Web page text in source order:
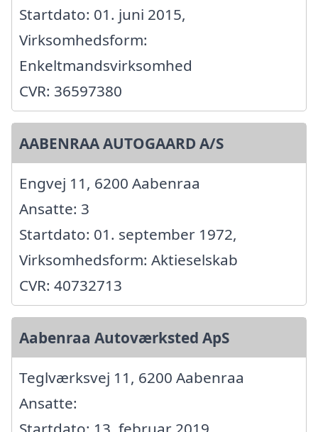
Startdato: 01. juni 2015,
Virksomhedsform:
Enkeltmandsvirksomhed
CVR: 36597380
AABENRAA AUTOGAARD A/S
Engvej 11, 6200 Aabenraa
Ansatte: 3
Startdato: 01. september 1972,
Virksomhedsform: Aktieselskab
CVR: 40732713
Aabenraa Autoværksted ApS
Teglværksvej 11, 6200 Aabenraa
Ansatte: